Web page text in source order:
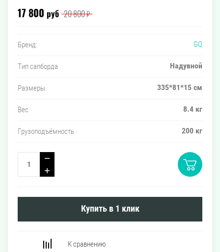
17 800 руб 20 800₽
Бренд: GQ
Тип сапборда Надувной
Размеры 335*81*15 см
Вес 8.4 кг
Грузоподъёмность 200 кг
−
+
Купить в 1 клик